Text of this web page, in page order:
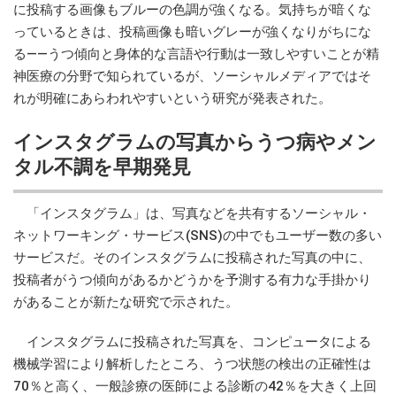
に投稿する画像もブルーの色調が強くなる。気持ちが暗くな
っているときは、投稿画像も暗いグレーが強くなりがちにな
る――うつ傾向と身体的な言語や行動は一致しやすいことが精
神医療の分野で知られているが、ソーシャルメディアではそ
れが明確にあらわれやすいという研究が発表された。
インスタグラムの写真からうつ病やメン
タル不調を早期発見
「インスタグラム」は、写真などを共有するソーシャル・
ネットワーキング・サービス(SNS)の中でもユーザー数の多い
サービスだ。そのインスタグラムに投稿された写真の中に、
投稿者がうつ傾向があるかどうかを予測する有力な手掛かり
があることが新たな研究で示された。
インスタグラムに投稿された写真を、コンピュータによる
機械学習により解析したところ、うつ状態の検出の正確性は
70％と高く、一般診療の医師による診断の42％を大きく上回